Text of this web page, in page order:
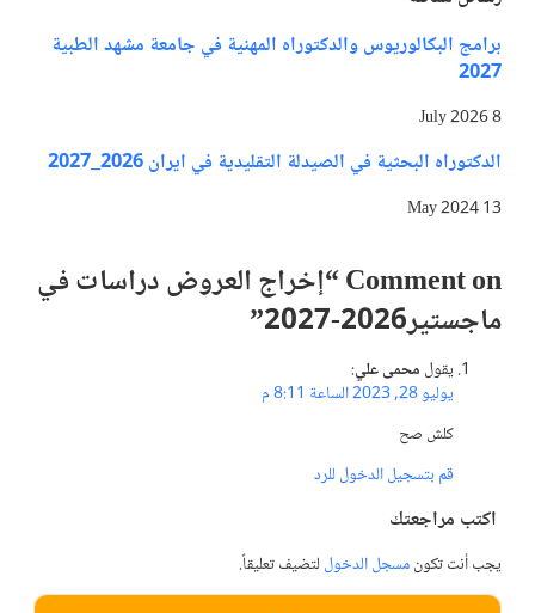
برامج البكالوريوس والدكتوراه المهنية في جامعة مشهد الطبية
2027
8 July 2026
الدكتوراه البحثية في الصيدلة التقليدية في ايران 2026_2027
13 May 2024
Comment on “ إخراج العروض دراسات في
ماجستير2026-2027
”
يقول محمى علي:
يوليو 28, 2023 الساعة 8:11 م
كلش صح
قم بتسجيل الدخول للرد
اكتب مراجعتك
يجب أنت تكونمسجل الدخوللتضيف تعليقاً.